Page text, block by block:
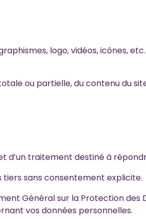
logo, vidéos, icônes,
ou partielle, du contenu du
d’un traitement destiné à
tiers sans consentement explicite.
Général sur la Protection des
vos données personnelles.